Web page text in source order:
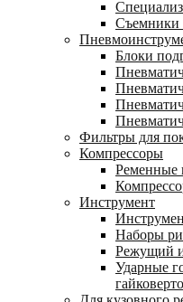
Cъемники
Блоки
Фильтры для
Компрессоры
Ременные
Инструмент
Наборы
Режущий
Ударные